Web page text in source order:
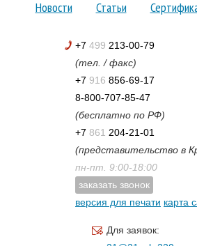
Новости
Статьи
+7 499 213-00-79
(тел. / факс)
+7 916 856-69-17
8-800-707-85-47
(бесплатно по РФ)
+7 861 204-21-01
(представительство в
пн-пт. 9:00-18:00
заказать звонок
версия для печати карта
Для заявок: